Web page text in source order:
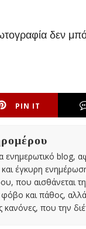
δεν
PIN IT
ενημερωτικό blog,
έγκυρη
που αισθάνεται
φόβο και πάθος,
κανόνες, που την